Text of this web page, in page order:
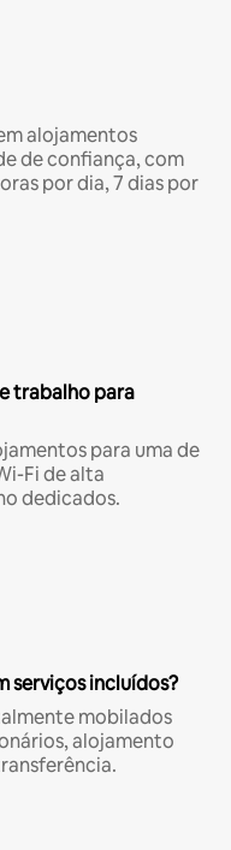
alojamentos
de confiança, com
por dia, 7 dias por
trabalho para
para uma de
Fi de alta
dedicados.
serviços incluídos?
mobilados
alojamento